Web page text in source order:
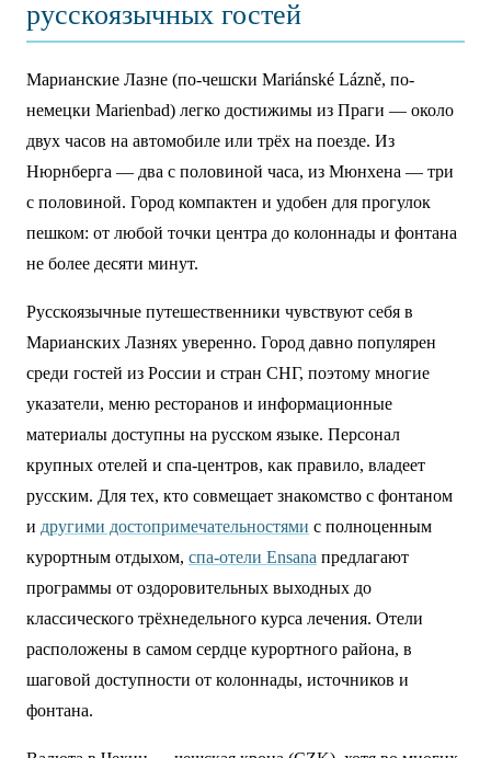
русскоязычных гостей
Марианские Лазне (по-чешски Mariánské Lázně, по-
немецки Marienbad) легко достижимы из Праги — около
двух часов на автомобиле или трёх на поезде. Из
Нюрнберга — два с половиной часа, из Мюнхена — три
с половиной. Город компактен и удобен для прогулок
пешком: от любой точки центра до колоннады и фонтана
не более десяти минут.
Русскоязычные путешественники чувствуют себя в
Марианских Лазнях уверенно. Город давно популярен
среди гостей из России и стран СНГ, поэтому многие
указатели, меню ресторанов и информационные
материалы доступны на русском языке. Персонал
крупных отелей и спа-центров, как правило, владеет
русским. Для тех, кто совмещает знакомство с фонтаном
и другими достопримечательностями с полноценным
курортным отдыхом, спа-отели Ensana предлагают
программы от оздоровительных выходных до
классического трёхнедельного курса лечения. Отели
расположены в самом сердце курортного района, в
шаговой доступности от колоннады, источников и
фонтана.